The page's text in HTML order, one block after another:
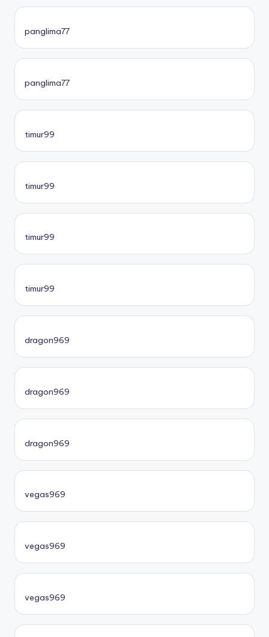
panglima77
panglima77
timur99
timur99
timur99
timur99
dragon969
dragon969
dragon969
vegas969
vegas969
vegas969